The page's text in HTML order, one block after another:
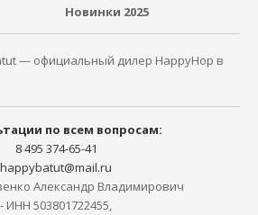
Новинки 2025
— официальный дилер HappyHop в
по всем вопросам:
8 495 374-65-41
happybatut@mail.ru
Александр Владимирович
- ИНН 503801722455,